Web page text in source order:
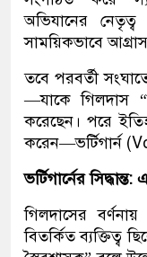
অভিযানের নেতৃত্ব
সাময়িকভাবে
তবে পরবর্তী
—যাকে গিলদাস
করেছেন। পরে
করেন—ভর্টিগার্ন
ভর্টিগার্নের
গিলদাসের
বিতর্কিত ব্যক্তিত্ব